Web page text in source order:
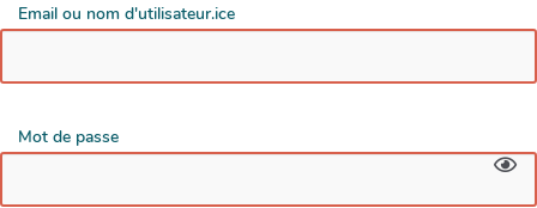
Email ou nom d'utilisateur.ice
Mot de passe